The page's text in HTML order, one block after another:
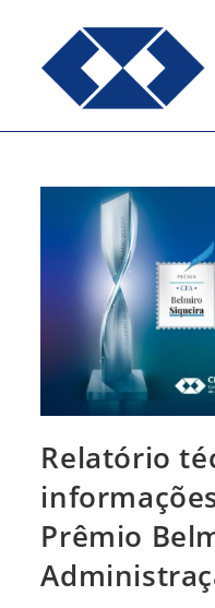
conteúdo
Relatório
Prêmio